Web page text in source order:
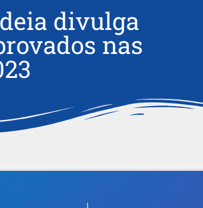
divulga
nas